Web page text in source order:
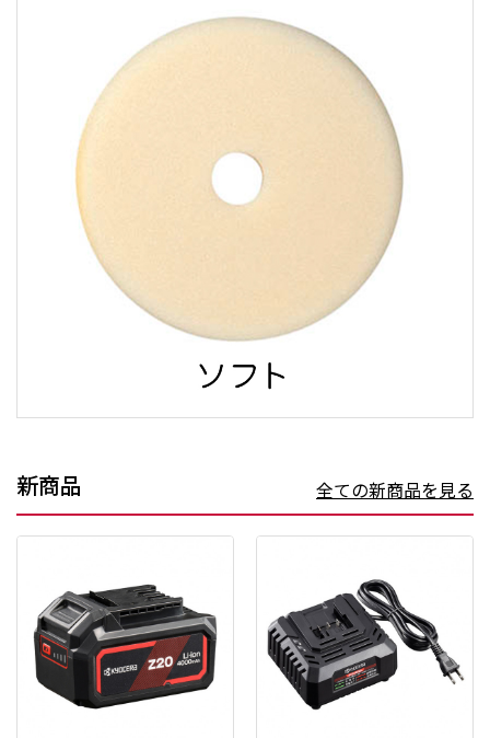
新商品 全ての新商品を見る